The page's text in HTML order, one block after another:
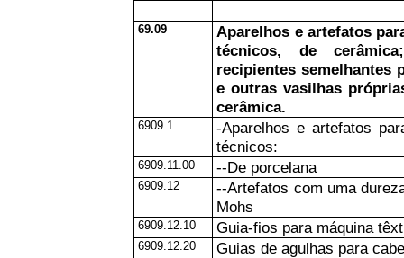
69.09
Aparelhos e artefatos
técnicos, de
recipientes semelhantes
e outras vasilhas
cerâmica.
6909.1
-Aparelhos e artefatos
técnicos:
6909.11.00 --De porcelana
6909.12
--Artefatos com uma
Mohs
6909.12.10 Guia-fios para máquina
6909.12.20 Guias de agulhas para